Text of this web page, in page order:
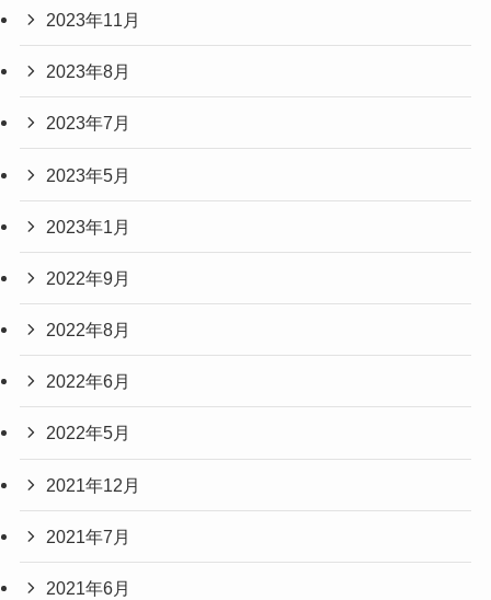
2023年11月
2023年8月
2023年7月
2023年5月
2023年1月
2022年9月
2022年8月
2022年6月
2022年5月
2021年12月
2021年7月
2021年6月